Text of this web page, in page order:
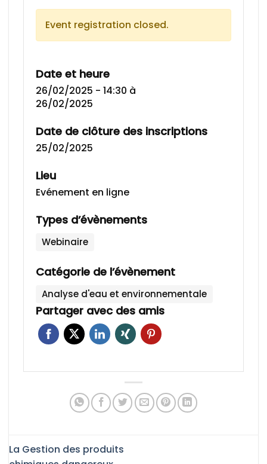
Event registration closed.
Date et heure
26/02/2025 - 14:30 à
26/02/2025
Date de clôture des inscriptions
25/02/2025
Lieu
Evénement en ligne
Types d’évènements
Webinaire
Catégorie de l’évènement
Analyse d'eau et environnementale
Partager avec des amis
La Gestion des produits